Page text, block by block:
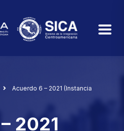
Acuerdo 6 – 2021 (Instancia
2021